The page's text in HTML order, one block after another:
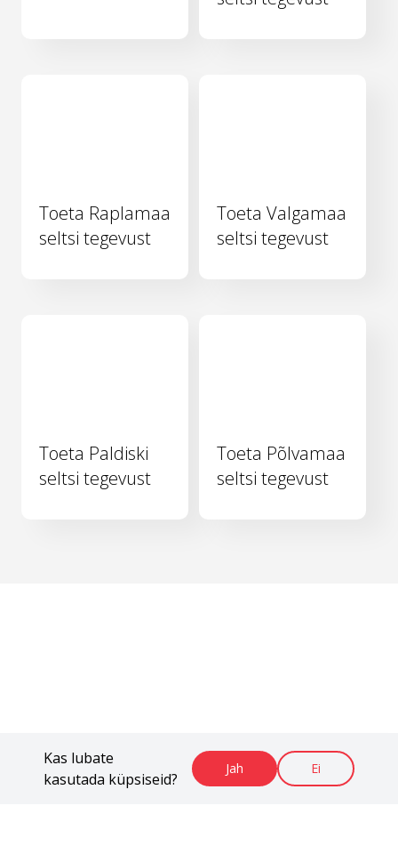
Kas lubate
kasutada küpsiseid?
Jah Ei
Toeta Raplamaa
seltsi tegevust
Toeta Valgamaa
seltsi tegevust
Toeta Paldiski
seltsi tegevust
Toeta Põlvamaa
seltsi tegevust